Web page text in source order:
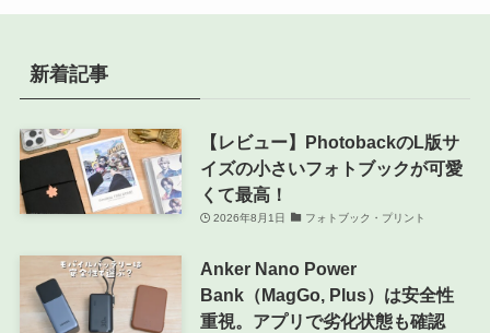
新着記事
【レビュー】PhotobackのL版サ
イズの小さいフォトブックが可愛
くて最高！
2026年8月1日 フォトブック・プリント
Anker Nano Power
Bank（MagGo, Plus）は安全性
重視。アプリで劣化状態も確認